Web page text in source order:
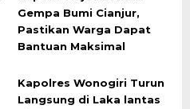
Gempa Bumi Cianjur,
Pastikan Warga Dapat
Bantuan Maksimal
Kapolres Wonogiri Turun
Langsung di Laka lantas